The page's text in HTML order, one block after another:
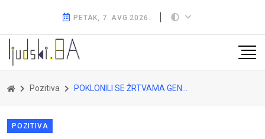
PETAK, 7. AVG 2026.
Pozitiva POKLONILI SE ŽRTVAMA GENOCIDA: Susjedi stigli u Potočare, ne vjerujte političarima
POZITIVA